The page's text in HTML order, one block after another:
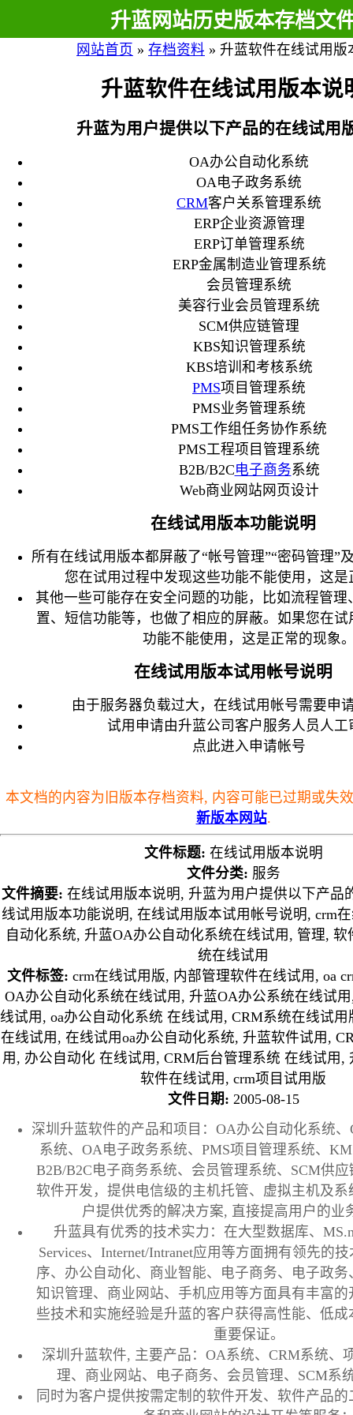
升蓝网站历史版本存档文
网站首页 » 存档资料 » 升蓝软件在线试用版
升蓝软件在线试用版本说
升蓝为用户提供以下产品的在线试用
OA办公自动化系统
OA电子政务系统
CRM客户关系管理系统
ERP企业资源管理
ERP订单管理系统
ERP金属制造业管理系统
会员管理系统
美容行业会员管理系统
SCM供应链管理
KBS知识管理系统
KBS培训和考核系统
PMS项目管理系统
PMS业务管理系统
PMS工作组任务协作系统
PMS工程项目管理系统
B2B/B2C电子商务系统
Web商业网站网页设计
在线试用版本功能说明
所有在线试用版本都屏蔽了“帐号管理”“密码管理”
您在试用过程中发现这些功能不能使用，这是
其他一些可能存在安全问题的功能，比如流程管
置、短信功能等，也做了相应的屏蔽。如果您在
功能不能使用，这是正常的现象
在线试用版本试用帐号说明
由于服务器负载过大，在线试用帐号需要申
试用申请由升蓝公司客户服务人员人工
点此进入申请帐号
本文档的内容为旧版本存档资料, 内容可能已过期或失
新版本网站.
文件标题: 在线试用版本说明
文件分类: 服务
文件摘要: 在线试用版本说明, 升蓝为用户提供以下产品
线试用版本功能说明, 在线试用版本试用帐号说明, crm
自动化系统, 升蓝OA办公自动化系统在线试用, 管理,
统在线试用
文件标签: crm在线试用版, 内部管理软件在线试用, oa
OA办公自动化系统在线试用, 升蓝OA办公系统在线试
线试用, oa办公自动化系统 在线试用, CRM系统在线试用
在线试用, 在线试用oa办公自动化系统, 升蓝软件试用,
用, 办公自动化 在线试用, CRM后台管理系统 在线试用,
软件在线试用, crm项目试用版
文件日期: 2005-08-15
深圳升蓝软件的产品和项目：OA办公自动化系统
系统、OA电子政务系统、PMS项目管理系统、
B2B/B2C电子商务系统、会员管理系统、SCM供
软件开发，提供电信级的主机托管、虚拟主机及
户提供优秀的解决方案, 直接提高用户的业
升蓝具有优秀的技术实力：在大型数据库、
Services、Internet/Intranet应用等方面拥有领先的
序、办公自动化、商业智能、电子商务、电子政
知识管理、商业网站、手机应用等方面具有丰富
些技术和实施经验是升蓝的客户获得高性能、低
重要保证。
深圳升蓝软件, 主要产品：OA系统、CRM系统、
理、商业网站、电子商务、会员管理、SCM系
同时为客户提供按需定制的软件开发、软件产品